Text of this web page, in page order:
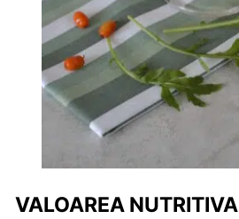
VALOAREA NUTRITIVA